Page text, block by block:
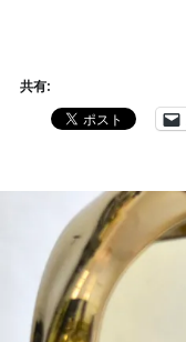
共有: